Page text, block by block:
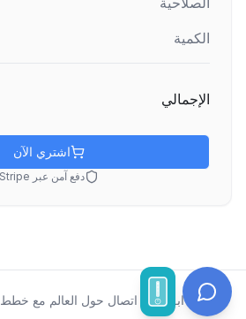
الكمية
الإجمالي
اشتري الآن
دفع آمن عبر Stripe
ابقَ على اتصال حول العالم مع خطط eSIM الخاصة بنا